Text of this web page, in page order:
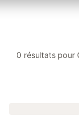
0 résultats pour